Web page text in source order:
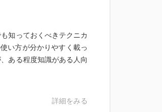
知っておくべきテクニカ
い方が分かりやすく載っ
ある程度知識がある人向
詳細をみる